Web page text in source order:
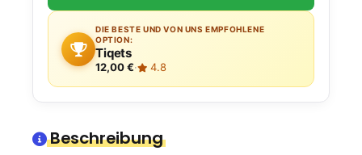
DIE BESTE UND VON UNS EMPFOHLENE
OPTION:
Tiqets
12,00 €· 4.8
Beschreibung